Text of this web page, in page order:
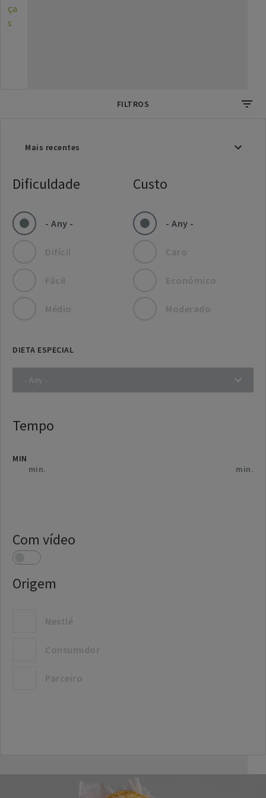
ça
s
FILTROS
Dificuldade
- Any -
Difícil
Fácil
Médio
Custo
- Any -
Caro
Económico
Moderado
DIETA ESPECIAL
Tempo
MIN
Com vídeo
Origem
Nestlé
Consumidor
Parceiro